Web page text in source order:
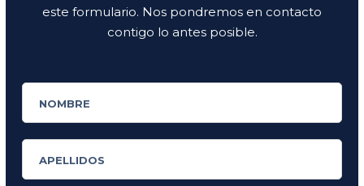
este formulario. Nos pondremos en contacto
contigo lo antes posible.